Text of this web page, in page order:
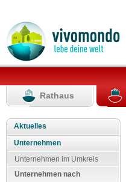
Rathaus
Aktuelles
Unternehmen
Unternehmen im Umkreis
Unternehmen nach